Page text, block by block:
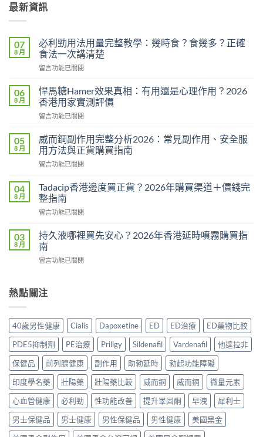
最新資訊
07
8 月
必利勁用法用量完整教學：幾時食？食幾多？正確
食法一次講清楚
在
利
勁
用
法
量
完
整
教
幾
時
食
多？
正
確
一
次
清
楚〉
中
留言功能已關閉
06
8 月
悍馬糖Hamer效果真相：有用還是心理作用？2026
香港用家實測評價
在
馬
糖
Hamer
效
真
相：
用
是
心
作
香
家
實
測
評
價〉
中
留言功能已關閉
05
8 月
威而鋼副作用完整分析2026：常見副作用、安全服
用方法與正貨購買指南
在
而
鋼
副
作
完
整
分
析
見
用、
安
全
服
方
法
與
正
貨
購
買
留言功能已關閉
04
8 月
Tadacip香港邊度買正貨？2026年購買渠道＋價錢完
整指南
在
香
港
邊
度
貨？
購
買
渠
道
價
錢
完
整
指
南〉
中
留言功能已關閉
03
8 月
持久液哪裡買先安心？2026年香港延時噴霧購買指
南
在
液
哪
買
先
安
心？
2026
年
香
港
延
時
噴
霧
留言功能已關閉
熱點關注
40歲男性健康 Cialis Dapoxetine ED ED治療
ED藥物比較
PDE5抑制劑
PE治療 Priligy Sildenafil Vardenafil
他達拉非
保健品
前列腺健康 副作用 助勃延時
勃起功能障礙
印度學名藥
壯陽藥 壯陽藥比較 威而鋼 威而鋼
微量元素
心血管健康
必利勁 性功能改善 提升睪固酮 早洩
犀利士
男士保健品
男士健康 男性保健品 男性健康
美國黑金